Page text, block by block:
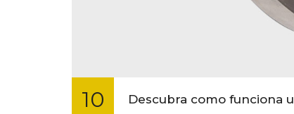
10 Descubra como funciona